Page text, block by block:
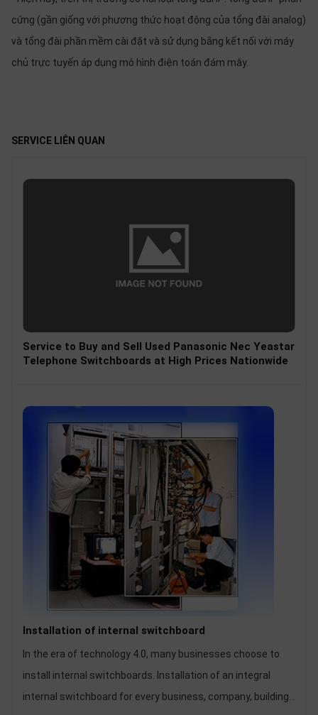
cứng (gần giống với phương thức hoạt động của tổng đài analog)
và tổng đài phần mềm cài đặt và sử dụng bằng kết nối với máy
chủ trực tuyến áp dụng mô hình điện toán đám mây.
SERVICE LIÊN QUAN
Service to Buy and Sell Used Panasonic Nec Yeastar
Telephone Switchboards at High Prices Nationwide
Installation of internal switchboard
In the era of technology 4.0, many businesses choose to
install internal switchboards. Installation of an integral
internal switchboard for every business, company, building,
Solution
Contact